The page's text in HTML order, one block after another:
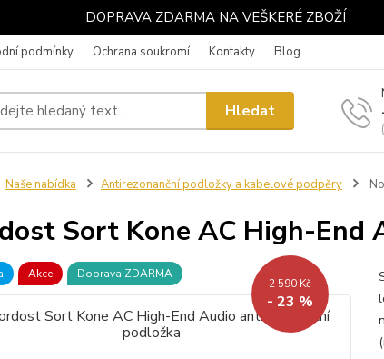
DOPRAVA ZDARMA NA VEŠKERÉ ZBOŽÍ
podmínky Ochrana soukromí Kontakty Blog
Hledat
Naše nabídka Antirezonanční podložky a kabelové podpěry
Sort Kone AC High-End
Akce Doprava ZDARMA
2 590 Kč
- 23 %